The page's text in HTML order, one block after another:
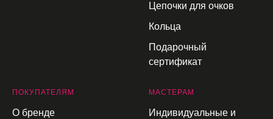
Цепочки для очков
Кольца
Подарочный
сертификат
П ОКУПАТЕЛЯМ
О бренде
МАСТЕРАМ
Индивидуальные и